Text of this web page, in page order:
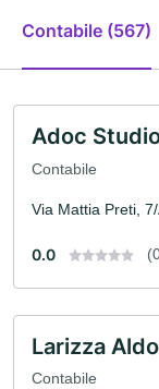
Contabile (567)
Adoc
Contabile
Via Mattia Preti,
0.0
Larizza Aldo
Contabile